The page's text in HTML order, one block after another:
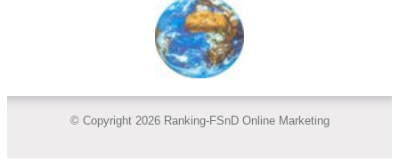
© Copyright 2026 Ranking-FSnD Online Marketing